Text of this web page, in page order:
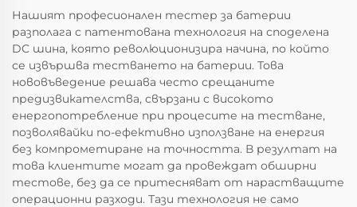
Нашият професионален тестер за батерии
разполага с патентована технология на споделена
DC шина, която революционизира начина, по който
се извършва тестването на батерии. Това
нововъведение решава често срещаните
предизвикателства, свързани с високото
енергопотребление при процесите на тестване,
позволявайки по-ефективно използване на енергия
без компрометиране на точността. В резултат на
това клиентите могат да провеждат обширни
тестове, без да се притесняват от нарастващите
операционни разходи. Тази технология не само